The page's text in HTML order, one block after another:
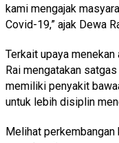
kami mengajak
Covid-19,” ajak Dewa
Terkait upaya
Rai mengatakan
memiliki penyakit
untuk lebih disiplin
Melihat